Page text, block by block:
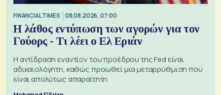
FINANCIAL TIMES 08.08.2026, 07:00
Η λάθος εντύπωση των αγορών για τον
Γούορς - Τι λέει ο Ελ Εριάν
Η αντίδραση εναντίον του προέδρου της Fed είναι
αδικαιολόγητη, καθώς προωθεί μια μεταρρύθμιση που
είναι απολύτως απαραίτητη